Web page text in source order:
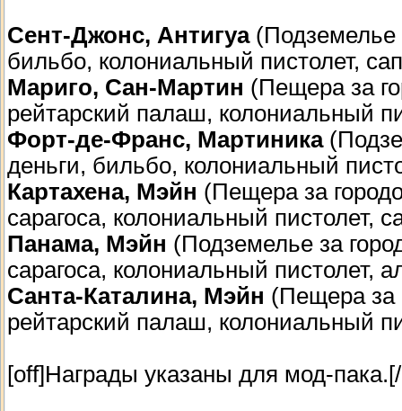
Сент-Джонс, Антигуа(Подземелье
бильбо, колониальный пистолет,
Мариго, Сан-Мартин (Пещера за
рейтарский палаш, колониальный
Форт-де-Франс, Мартиника
деньги, бильбо, колониальный
Картахена, Мэйн (Пещера за
сарагоса, колониальный пистолет,
Панама, Мэйн (Подземелье за
сарагоса, колониальный пистолет,
Санта-Каталина, Мэйн (Пещера за
рейтарский палаш, колониальный
[off]Награды указаны для мод-